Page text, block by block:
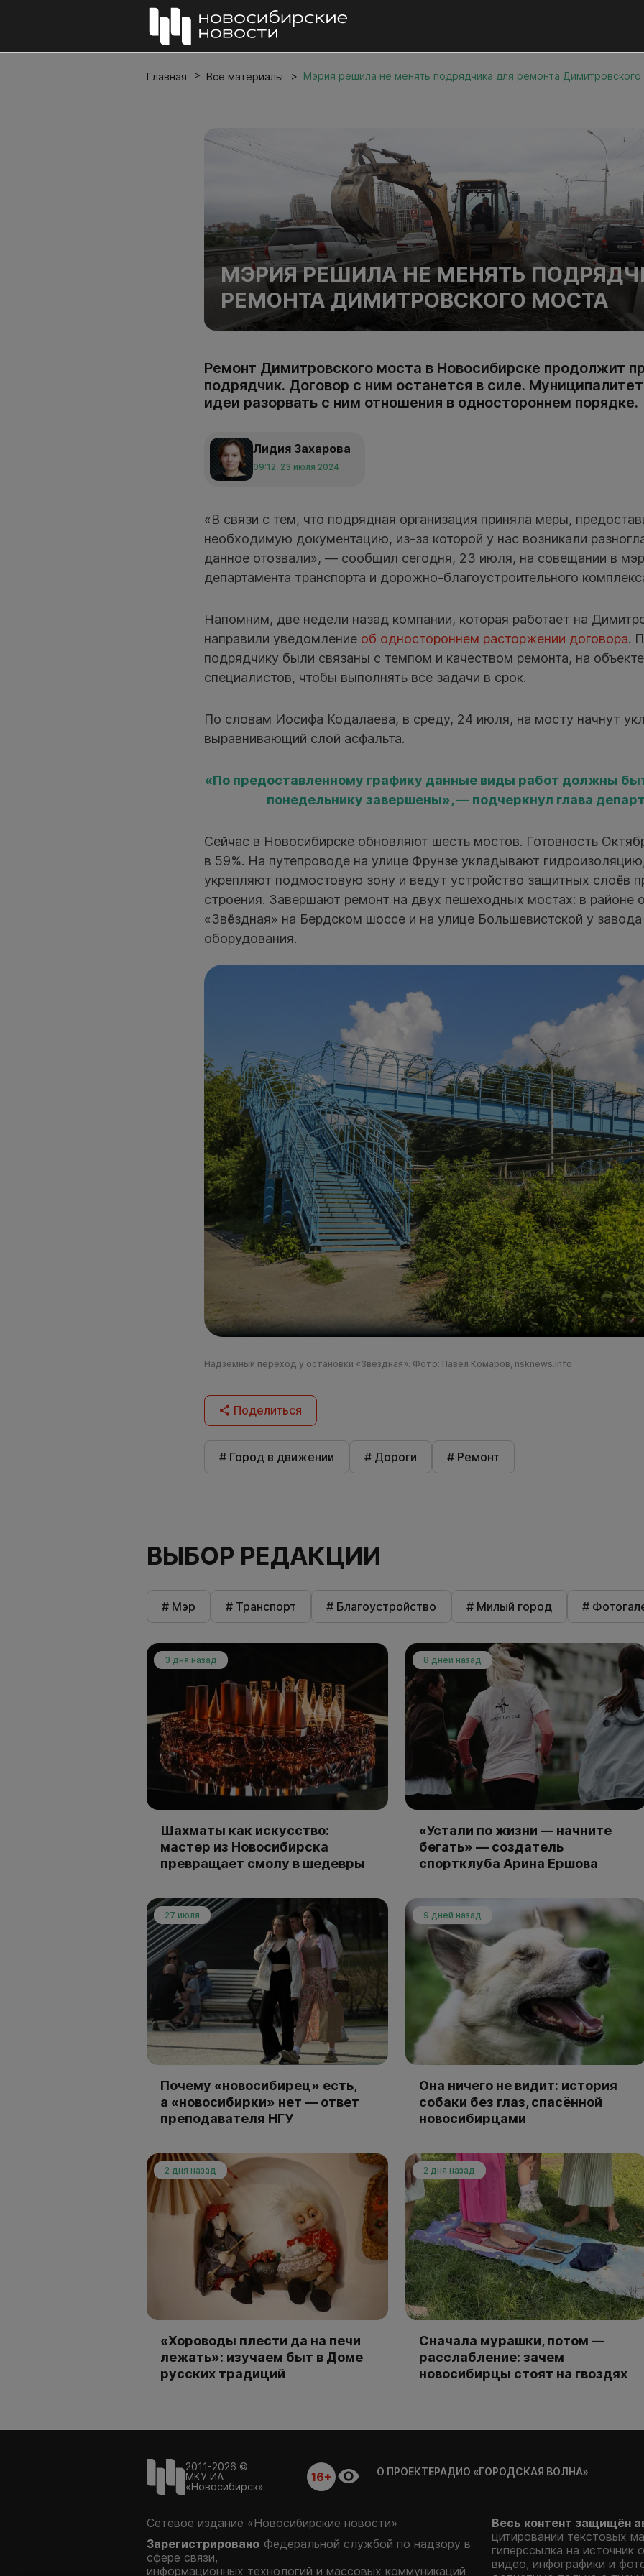
Главная Все материалы Мэрия решила не менять подрядчика для ремонта
МЭРИЯ РЕШИЛА НЕ МЕНЯТЬ
РЕМОНТА ДИМИТРОВСКОГО МОСТА
Ремонт Димитровского моста в Новосибирске продолжит
подрядчик. Договор с ним останется в силе.
идеи разорвать с ним отношения в одностороннем порядке.
Лидия Захарова
09:12, 23 июля 2024
«В связи с тем, что подрядная организация приняла меры,
необходимую документацию, из-за которой у нас возникали
данное отозвали», — сообщил сегодня, 23 июля, на совещании в
департамента транспорта и дорожно-благоустроительного
Напомним, две недели назад компании, которая работает на
направили уведомление об одностороннем расторжении договора.
подрядчику были связаны с темпом и качеством ремонта, на
специалистов, чтобы выполнять все задачи в срок.
По словам Иосифа Кодалаева, в среду, 24 июля, на мосту начнут
выравнивающий слой асфальта.
«По предоставленному графику данные виды работ должны
понедельнику завершены», — подчеркнул глава
Сейчас в Новосибирске обновляют шесть мостов. Готовность
в 59%. На путепроводе на улице Фрунзе укладывают
укрепляют подмостовую зону и ведут устройство защитных слоёв
строения. Завершают ремонт на двух пешеходных мостах: в районе
«Звёздная» на Бердском шоссе и на улице Большевистской у завода
оборудования.
Надземный переход у остановки «Звёздная». Фото: Павел Комаров, nsknews.info
Поделиться
# Город в движении # Дороги # Ремонт
ВЫБОР РЕДАКЦИИ
# Мэр # Транспорт # Благоустройство # Милый город #
3 дня назад
Шахматы как искусство:
мастер из Новосибирска
превращает смолу в шедевры
8 дней назад
«Устали по жизни — начните
бегать» — создатель
спортклуба Арина Ершова
27 июля
Почему «новосибирец» есть,
а «новосибирки» нет — ответ
преподавателя НГУ
9 дней назад
Она ничего не видит: история
собаки без глаз, спасённой
новосибирцами
2 дня назад
«Хороводы плести да на печи
лежать»: изучаем быт в Доме
русских традиций
2 дня назад
Сначала мурашки, потом —
расслабление: зачем
новосибирцы стоят на гвоздях
2011-2026 ©
МКУ ИА
«Новосибирск»
16+ О ПРОЕКТЕРАДИО «ГОРОДСКАЯ ВОЛНА»
Сетевое издание «Новосибирские новости»
Зарегистрировано Федеральной службой по надзору в
сфере связи,
информационных технологий и массовых коммуникаций
Весь контент защищён
цитировании текстовых
гиперссылка на источник
видео, инфографики и